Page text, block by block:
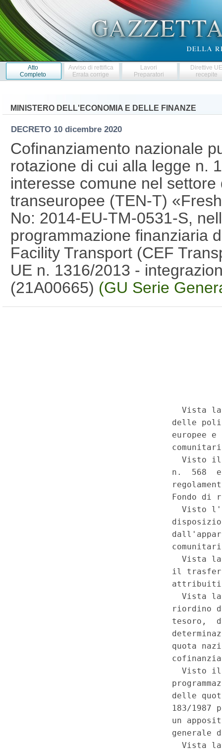
Atto
Completo
Avviso di rettifica
Errata corrige
Lavori
Preparatori
Direttive
recepite
MINISTERO DELL'ECONOMIA E DELLE FINANZE
DECRETO 10 dicembre 2020
Cofinanziamento nazionale
rotazione di cui alla legge n.
interesse comune nel
transeuropee (TEN-T)
No: 2014-EU-TM-0531-S,
programmazione finanziaria
Facility Transport (CEF
UE n. 1316/2013 -
(21A00665) (GU Serie